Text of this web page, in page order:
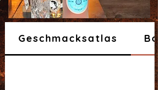
Geschmacksatlas